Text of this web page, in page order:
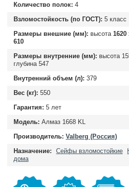
Количество полок: 4
Взломостойкость (по ГОСТ): 5 класс
Размеры внешние (мм): высота 1620
610
Размеры внутренние (мм): высота
глубина 547
Внутренний объем (л): 379
Вес (кг): 550
Гарантия: 5 лет
Модель: Алмаз 1668 KL
Производитель: Valberg (Россия)
Назначение:
Сейфы взломостойкие
дома